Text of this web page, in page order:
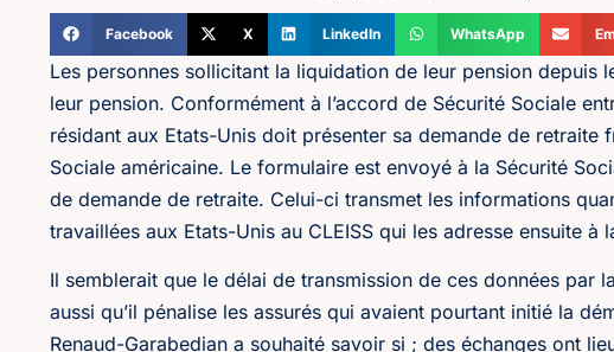
Facebook X LinkedIn WhatsApp
Les personnes sollicitant la liquidation de leur pension depuis
leur pension. Conformément à l’accord de Sécurité Sociale
résidant aux Etats-Unis doit présenter sa demande de retraite
Sociale américaine. Le formulaire est envoyé à la Sécurité
de demande de retraite. Celui-ci transmet les informations
travaillées aux Etats-Unis au CLEISS qui les adresse ensuite à
Il semblerait que le délai de transmission de ces données par
aussi qu’il pénalise les assurés qui avaient pourtant initié la
Renaud-Garabedian a souhaité savoir si ; des échanges ont